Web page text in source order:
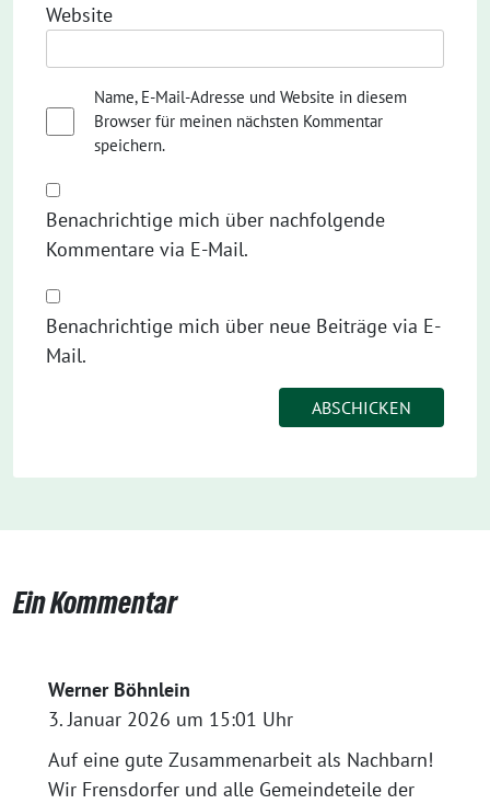
Website
Name, E-Mail-Adresse und Website in diesem
Browser für meinen nächsten Kommentar
speichern.
Benachrichtige mich über nachfolgende
Kommentare via E-Mail.
Benachrichtige mich über neue Beiträge via E-
Mail.
Ein Kommentar
Werner Böhnlein
3. Januar 2026 um 15:01 Uhr
Auf eine gute Zusammenarbeit als Nachbarn!
Wir Frensdorfer und alle Gemeindeteile der